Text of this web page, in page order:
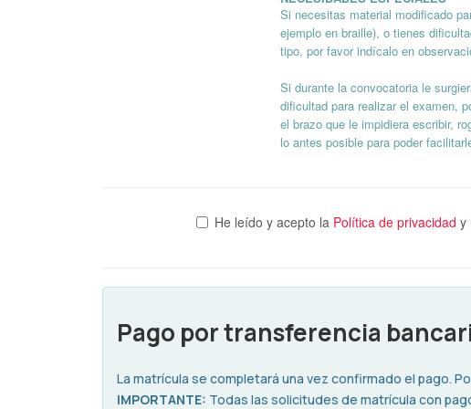
Si necesitas material modificado
ejemplo en braille), o tienes
tipo, por favor indícalo en
Si durante la convocatoria le
dificultad para realizar el examen,
el brazo que le impidiera escribir,
lo antes posible para poder
He leído y acepto la Política de privacidad y
Pago por transferencia
La matrícula se completará una vez confirmado el pago.
IMPORTANTE: Todas las solicitudes de matrícula con